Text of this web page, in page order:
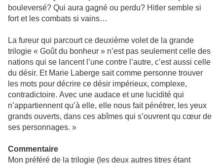
bouleversé? Qui aura gagné ou perdu? Hitler semble si
fort et les combats si vains…
La fureur qui parcourt ce deuxième volet de la grande
trilogie « Goût du bonheur » n’est pas seulement celle des
nations qui se lancent l’une contre l’autre, c’est aussi celle
du désir. Et Marie Laberge sait comme personne trouver
les mots pour décrire ce désir impérieux, complexe,
contradictoire. Avec une audace et une lucidité qui
n’appartiennent qu’à elle, elle nous fait pénétrer, les yeux
grands ouverts, dans ces abîmes qui s’ouvrent qu cœur de
ses personnages. »
Commentaire
Mon préféré de la trilogie (les deux autres titres étant